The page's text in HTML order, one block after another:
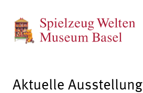
Aktuelle Ausstellung